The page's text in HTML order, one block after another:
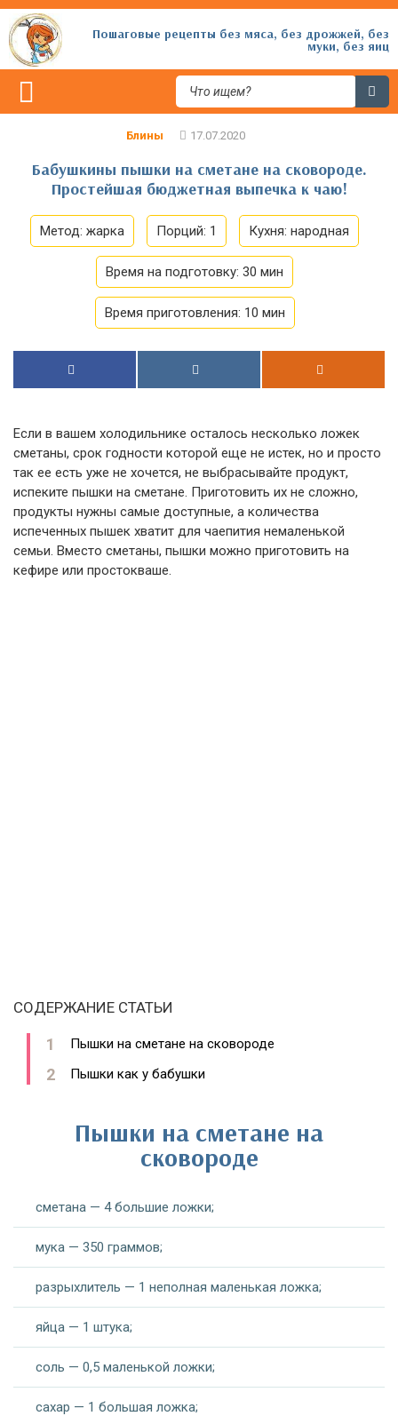
Пошаговые рецепты без мяса, без дрожжей, без
муки, без яиц
Блины
Бабушкины пышки на сметане на сковороде.
Простейшая бюджетная выпечка к чаю!
Метод: жарка Порций: 1 Кухня: народная
Время на подготовку: 30 мин
Время приготовления: 10 мин
Если в вашем холодильнике осталось несколько ложек
сметаны, срок годности которой еще не истек, но и просто
так ее есть уже не хочется, не выбрасывайте продукт,
испеките пышки на сметане. Приготовить их не сложно,
продукты нужны самые доступные, а количества
испеченных пышек хватит для чаепития немаленькой
семьи. Вместо сметаны, пышки можно приготовить на
кефире или простокваше.
СОДЕРЖАНИЕ СТАТЬИ
Пышки на сметане на сковороде
Пышки как у бабушки
Пышки на сметане на
сковороде
сметана — 4 большие ложки;
мука — 350 граммов;
разрыхлитель — 1 неполная маленькая ложка;
яйца — 1 штука;
соль — 0,5 маленькой ложки;
сахар — 1 большая ложка;